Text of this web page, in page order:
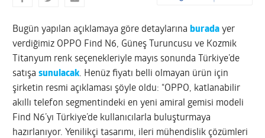
Bugün yapılan açıklamaya göre detaylarına burada yer
verdiğimiz OPPO Find N6, Güneş Turuncusu ve Kozmik
Titanyum renk seçenekleriyle mayıs sonunda Türkiye’de
satışasunulacak. Henüz fiyatı belli olmayan ürün için
şirketin resmi açıklaması şöyle oldu: “OPPO, katlanabilir
akıllı telefon segmentindeki en yeni amiral gemisi modeli
Find N6’yı Türkiye’de kullanıcılarla buluşturmaya
hazırlanıyor. Yenilikçi tasarımı, ileri mühendislik çözümleri